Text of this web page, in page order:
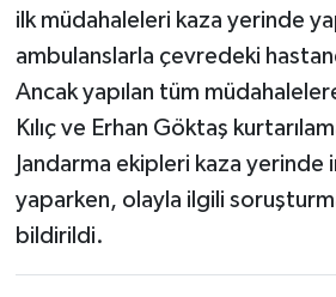
ilk müdahaleleri kaza yerinde
ambulanslarla çevredeki
Ancak yapılan tüm
Kılıç ve Erhan Göktaş
Jandarma ekipleri kaza yerinde
yaparken, olayla ilgili
bildirildi.